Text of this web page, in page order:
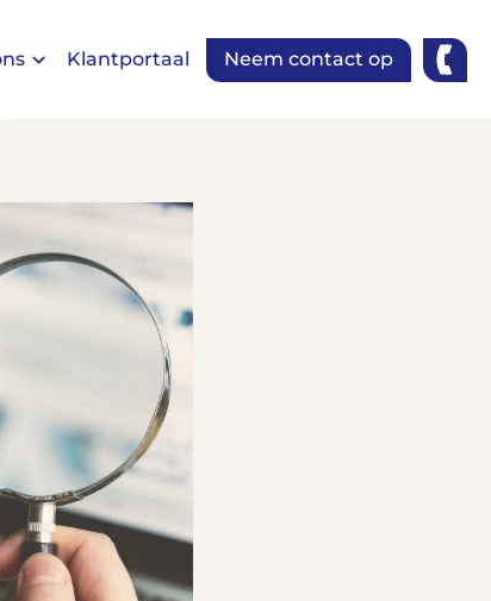
Klantportaal Neem contact op